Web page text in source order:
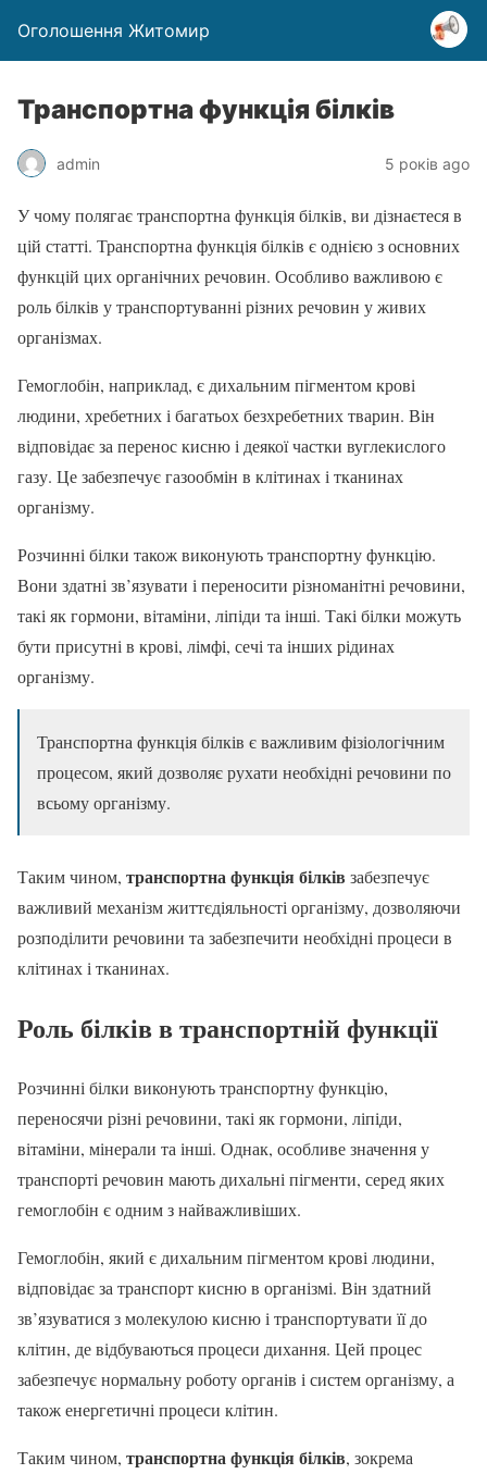
Оголошення Житомир
Транспортна функція білків
admin 5 років ago
У чому полягає транспортна функція білків, ви дізнаєтеся в
цій статті. Транспортна функція білків є однією з основних
функцій цих органічних речовин. Особливо важливою є
роль білків у транспортуванні різних речовин у живих
організмах.
Гемоглобін, наприклад, є дихальним пігментом крові
людини, хребетних і багатьох безхребетних тварин. Він
відповідає за перенос кисню і деякої частки вуглекислого
газу. Це забезпечує газообмін в клітинах і тканинах
організму.
Розчинні білки також виконують транспортну функцію.
Вони здатні зв’язувати і переносити різноманітні речовини,
такі як гормони, вітаміни, ліпіди та інші. Такі білки можуть
бути присутні в крові, лімфі, сечі та інших рідинах
організму.
Транспортна функція білків є важливим фізіологічним
процесом, який дозволяє рухати необхідні речовини по
всьому організму.
Таким чином, транспортна функція білків забезпечує
важливий механізм життєдіяльності організму, дозволяючи
розподілити речовини та забезпечити необхідні процеси в
клітинах і тканинах.
Роль білків в транспортній функції
Розчинні білки виконують транспортну функцію,
переносячи різні речовини, такі як гормони, ліпіди,
вітаміни, мінерали та інші. Однак, особливе значення у
транспорті речовин мають дихальні пігменти, серед яких
гемоглобін є одним з найважливіших.
Гемоглобін, який є дихальним пігментом крові людини,
відповідає за транспорт кисню в організмі. Він здатний
зв’язуватися з молекулою кисню і транспортувати її до
клітин, де відбуваються процеси дихання. Цей процес
забезпечує нормальну роботу органів і систем організму, а
також енергетичні процеси клітин.
Таким чином, транспортна функція білків, зокрема